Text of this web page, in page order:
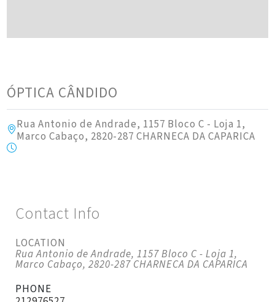
ÓPTICA CÂNDIDO
Rua Antonio de Andrade, 1157 Bloco C - Loja 1,
Marco Cabaço, 2820-287 CHARNECA DA CAPARICA
Contact Info
LOCATION
Rua Antonio de Andrade, 1157 Bloco C - Loja 1,
Marco Cabaço, 2820-287 CHARNECA DA CAPARICA
PHONE